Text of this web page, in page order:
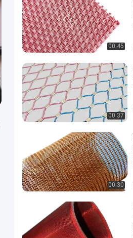
00:45
00:37
00:30